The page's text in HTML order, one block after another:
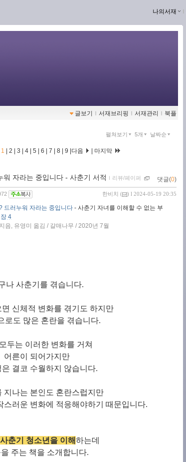
나의서재
글보기 ｌ 서재브리핑 ｌ 서재관리 ｌ 북플
펼쳐보기 5개 날짜순
1 2 3 4 5 6 7 8 9 다음 마지막
자라는 중입니다 - 사춘기 서적 ｌ 리뷰/페이퍼 댓글(0)
한비치 ( ) l 2024-05-19 20:35
드러누워 자라는 중입니다 - 사춘기 자녀를 이해할 수 없는 부
4
음, 유영미 옮김 / 갈매나무 / 2020년 7월
나 사춘기를 겪습니다.
신체적 변화를 겪기도 하지만
로도 많은 혼란을 겪습니다.
두는 이러한 변화를 거쳐
어른이 되어가지만
은 결코 수월하지 않습니다.
지나는 본인도 혼란스럽지만
스러운 변화에 적응해야하기 때문입니다.
사춘기 청소년을 이해하는데
주는 책을 소개합니다.